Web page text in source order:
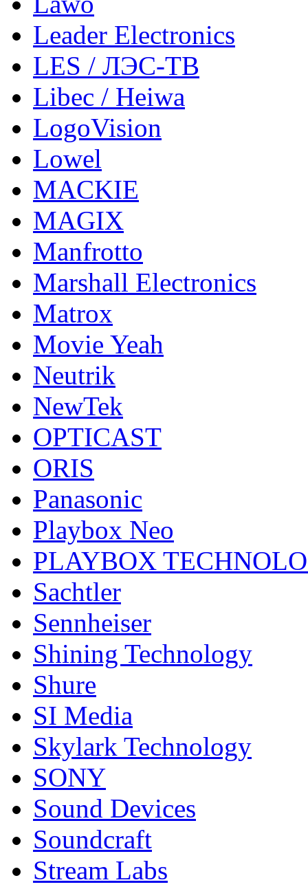
Leader Electronics
LES / ЛЭС-ТВ
Libec / Heiwa
LogoVision
Lowel
MACKIE
MAGIX
Manfrotto
Marshall Electronics
Matrox
Movie Yeah
Neutrik
NewTek
OPTICAST
ORIS
Panasonic
Playbox Neo
PLAYBOX
Sachtler
Sennheiser
Shining Technology
Shure
SI Media
Skylark Technology
SONY
Sound Devices
Soundcraft
Stream Labs